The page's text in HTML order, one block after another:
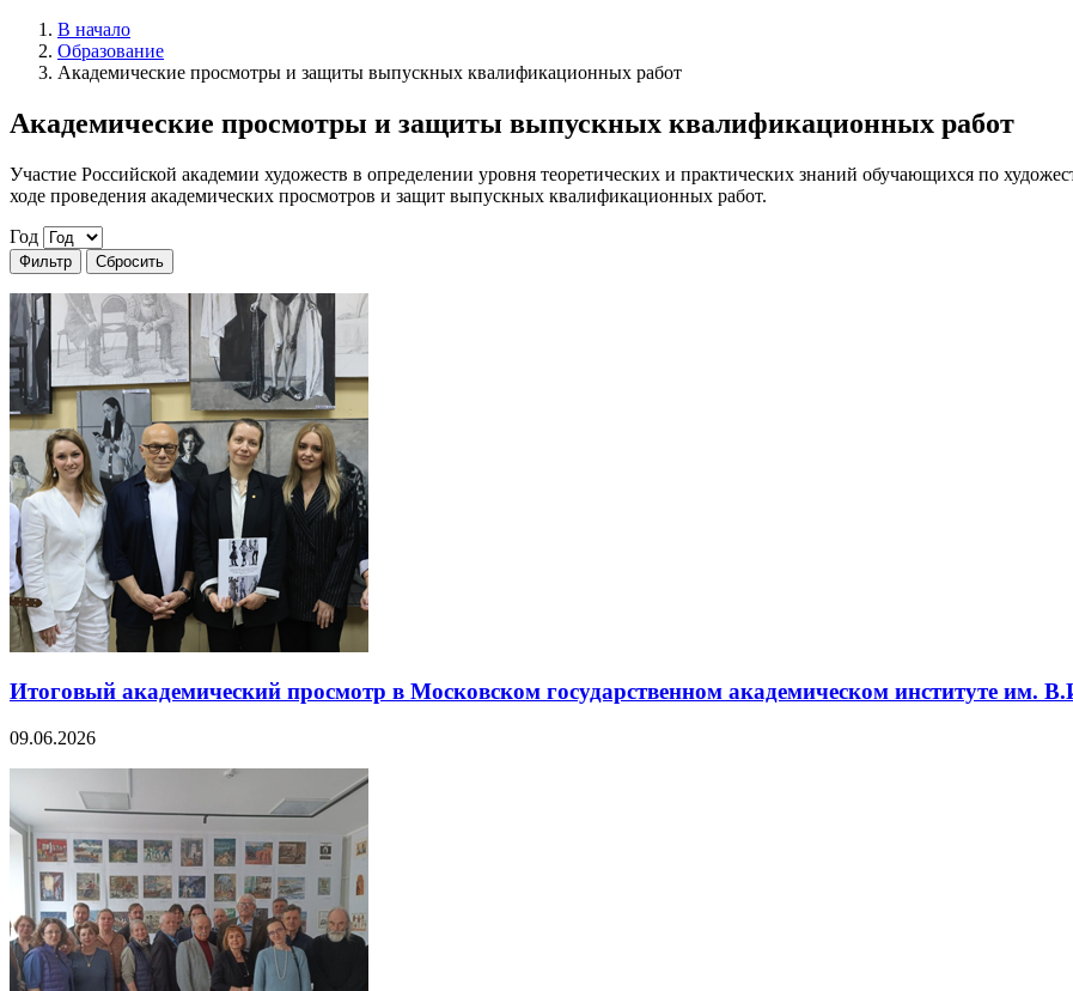
В начало
Образование
Академические просмотры и защиты выпускных квалификационных работ
Академические просмотры и защиты выпускных квалификационных работ
Участие Российской академии художеств в определении уровня теоретических и практических знаний обучающихся по
ходе проведения академических просмотров и защит выпускных квалификационных работ.
Год
Итоговый академический просмотр в Московском государственном академическом институте им.
09.06.2026